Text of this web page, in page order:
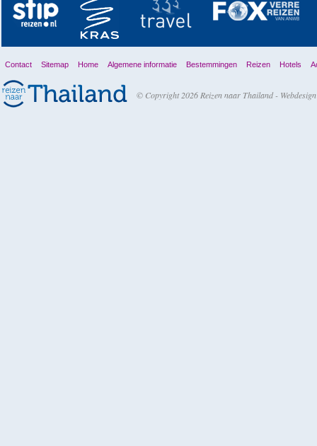
Contact Sitemap Home Algemene informatie Bestemmingen Reizen Hotels
© Copyright 2026 Reizen naar Thailand - Webdesign